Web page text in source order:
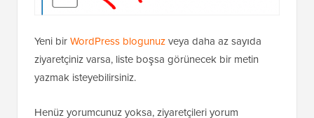
Yeni birWordPress blogunuzveya daha az sayıda
ziyaretçiniz varsa, liste boşsa görünecek bir metin
yazmak isteyebilirsiniz.
Henüz yorumcunuz yoksa, ziyaretçileri yorum